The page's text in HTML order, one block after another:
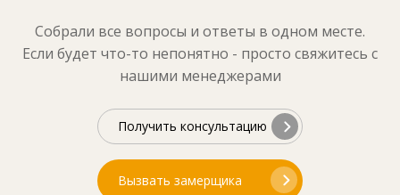
Собрали все вопросы и ответы в одном месте.
Если будет что-то непонятно - просто свяжитесь с
нашими менеджерами
Получить консультацию
Вызвать замерщика